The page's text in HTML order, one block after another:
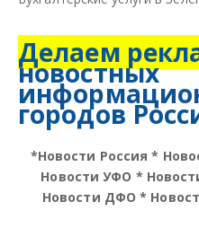
Делаем
новостных
городов
*Новости Россия *
Новости УФО *
Новости ДФО *